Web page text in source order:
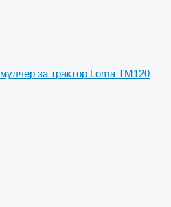
мулчер за трактор Loma TM120